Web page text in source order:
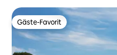
Gäste-Favorit
Gäste-Favorit